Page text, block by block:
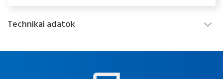
Technikai adatok